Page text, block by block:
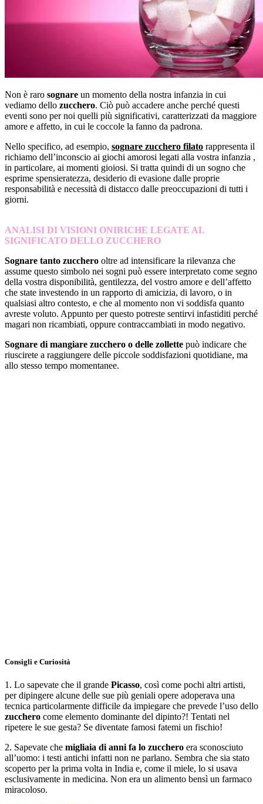
Non è raro sognare un momento della nostra infanzia in cui
vediamo dello zucchero. Ciò può accadere anche perché questi
eventi sono per noi quelli più significativi, caratterizzati da maggiore
amore e affetto, in cui le coccole la fanno da padrona.
Nello specifico, ad esempio, sognare zucchero filato rappresenta il
richiamo dell’inconscio ai giochi amorosi legati alla vostra infanzia ,
in particolare, ai momenti gioiosi. Si tratta quindi di un sogno che
esprime spensieratezza, desiderio di evasione dalle proprie
responsabilità e necessità di distacco dalle preoccupazioni di tutti i
giorni.
ANALISI DI VISIONI ONIRICHE LEGATE AL
SIGNIFICATO DELLO ZUCCHERO
Sognare tanto zucchero oltre ad intensificare la rilevanza che
assume questo simbolo nei sogni può essere interpretato come segno
della vostra disponibilità, gentilezza, del vostro amore e dell’affetto
che state investendo in un rapporto di amicizia, di lavoro, o in
qualsiasi altro contesto, e che al momento non vi soddisfa quanto
avreste voluto. Appunto per questo potreste sentirvi infastiditi perché
magari non ricambiati, oppure contraccambiati in modo negativo.
Sognare di mangiare zucchero o delle zollette può indicare che
riuscirete a raggiungere delle piccole soddisfazioni quotidiane, ma
allo stesso tempo momentanee.
Consigli e Curiosità
1. Lo sapevate che il grande Picasso, così come pochi altri artisti,
per dipingere alcune delle sue più geniali opere adoperava una
tecnica particolarmente difficile da impiegare che prevede l’uso dello
zucchero come elemento dominante del dipinto?! Tentati nel
ripetere le sue gesta? Se diventate famosi fatemi un fischio!
2. Sapevate che migliaia di anni fa lo zucchero era sconosciuto
all’uomo: i testi antichi infatti non ne parlano. Sembra che sia stato
scoperto per la prima volta in India e, come il miele, lo si usava
esclusivamente in medicina. Non era un alimento bensì un farmaco
miracoloso.